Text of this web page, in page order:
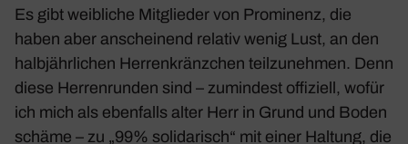
Es gibt weib­liche Mitglieder von Promi­nenz, die
haben aber anschei­nend relativ wenig Lust, an den
halb­jähr­li­chen Herren­kränz­chen teil­zu­nehmen. Denn
diese Herren­runden sind – zumin­dest offi­ziell, wofür
ich mich als eben­falls alter Herr in Grund und Boden
schäme – zu „99% soli­da­risch“ mit einer Haltung, die